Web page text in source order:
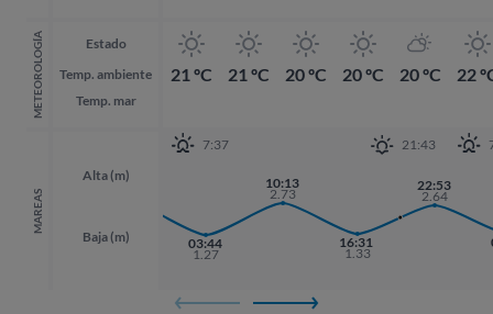
METEOROLOGÍA
Estado
Temp. ambiente
Temp. mar
MAREAS
Alta (m)
Baja (m)
21 ºC 21 ºC 20 ºC 20 ºC 20 ºC
7:37 21:43
21:31
03:44
1.27
10:13
2.73
16:31
1.33
22:53
2.64
22
22:53
2.64